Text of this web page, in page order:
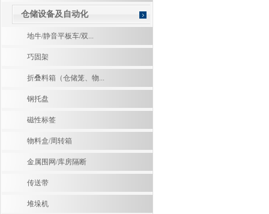
仓储设备及自动化
地牛/静音平板车/双...
巧固架
折叠料箱（仓储笼、物...
钢托盘
磁性标签
物料盒/周转箱
金属围网/库房隔断
传送带
堆垛机